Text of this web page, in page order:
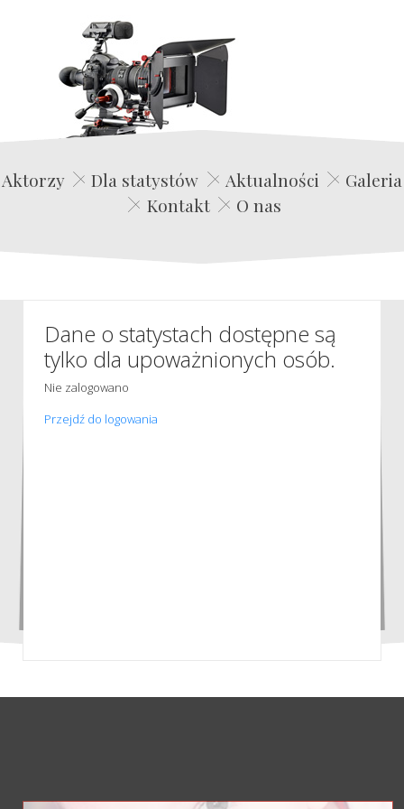
Edwin Film Agencja Aktorska
Aktorzy Dla statystów Aktualności
Galeria
Kontakt
O nas
Dane o statystach dostępne są
tylko dla upoważnionych osób.
Nie zalogowano
Przejdź do logowania